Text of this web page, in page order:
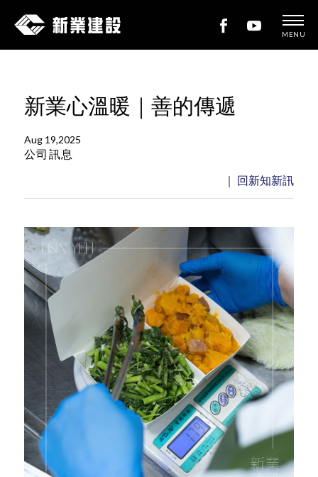
新
建
設
MENU
新業心溫暖｜善的傳遞
Aug 19,2025
公司訊息
｜ 回新知新訊